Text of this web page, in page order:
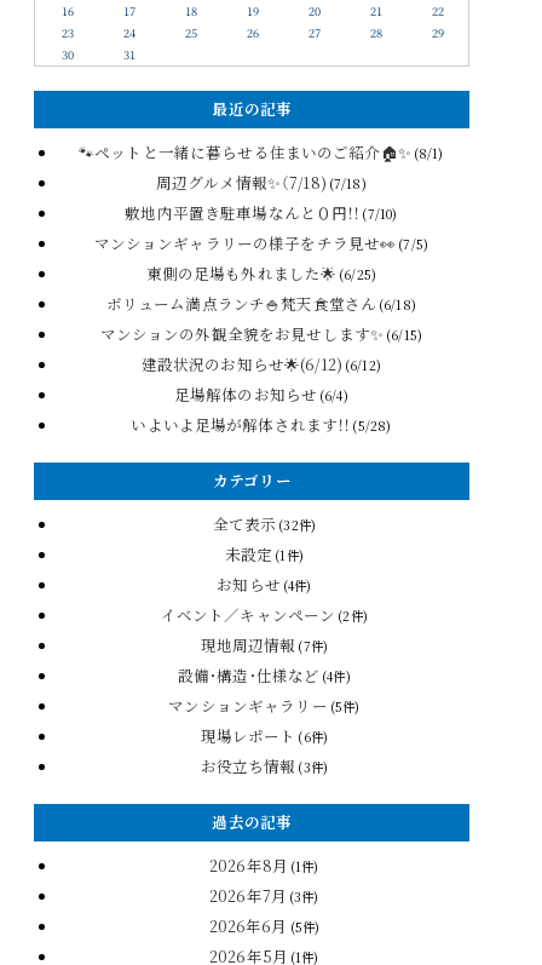
16
17 18 19 20 21
22
23
24 25 26 27 28
29
30
31
最近の記事
🐾ペットと一緒に暮らせる住まいのご紹介🏠✨ (8/1)
周辺グルメ情報✨（7/18) (7/18)
敷地内平置き駐車場なんと０円！！ (7/10)
マンションギャラリーの様子をチラ見せ👀 (7/5)
東側の足場も外れました🌟 (6/25)
ボリューム満点ランチ🍚梵天食堂さん (6/18)
マンションの外観全貌をお見せします✨ (6/15)
建設状況のお知らせ🌟(6/12) (6/12)
足場解体のお知らせ (6/4)
いよいよ足場が解体されます！！ (5/28)
カテゴリー
全て表示 (32件)
未設定 (1件)
お知らせ (4件)
イベント／キャンペーン (2件)
現地周辺情報 (7件)
設備・構造・仕様など (4件)
マンションギャラリー (5件)
現場レポート (6件)
お役立ち情報 (3件)
過去の記事
2026年8月 (1件)
2026年7月 (3件)
2026年6月 (5件)
2026年5月 (1件)